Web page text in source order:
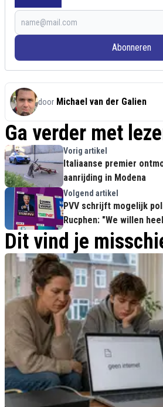
Abonneren
door Michael van der Galien
Ga verder met
Vorig artikel
Italiaanse premier
aanrijding in Modena
Volgend artikel
PVV schrijft mogelijk
Rucphen: "We willen
Dit vind je